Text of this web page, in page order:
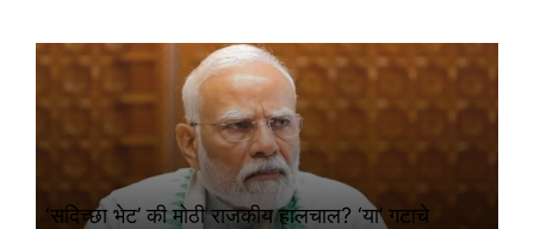
‘सदिच्छा भेट’ की मोठी राजकीय हालचाल? ‘या’ गटाचे